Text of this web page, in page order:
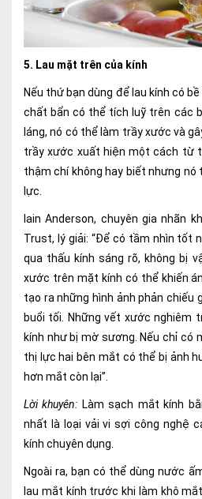
5. Lau mặt trên của kính
Nếu thứ bạn dùng để lau kính có
chất bẩn có thể tích luỹ trên các
láng, nó có thể làm trầy xước và
trầy xước xuất hiện một cách từ
thậm chí không hay biết nhưng
lực.
Iain Anderson, chuyên gia nhãn
Trust, lý giải: “Để có tầm nhìn tốt
qua thấu kính sáng rõ, không bị
xước trên mặt kính có thể khiến
tạo ra những hình ảnh phản chiếu
buổi tối. Những vết xước nghiêm
kính như bị mờ sương. Nếu chỉ có
thị lực hai bên mắt có thể bị ảnh
hơn mắt còn lại”.
Lời khuyên: Làm sạch mắt kính
nhất là loại vải vi sợi công nghệ
kính chuyên dụng.
Ngoài ra, bạn có thể dùng nước
lau mắt kính trước khi làm khô